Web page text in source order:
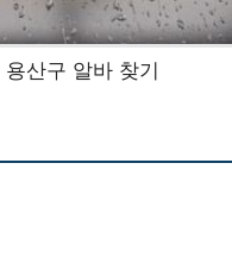
용산구 알바 찾기